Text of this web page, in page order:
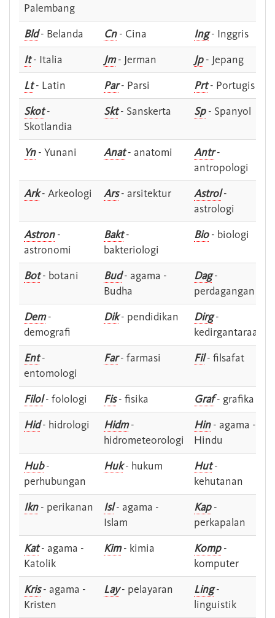
Palembang
Bld- Belanda Cn- Cina Ing- Inggris
It- Italia Jm- Jerman Jp- Jepang
Lt- Latin Par- Parsi Prt- Portugis
Skot-
Skotlandia
Skt- Sanskerta Sp- Spanyol
Yn- Yunani Anat- anatomi Antr-
antropologi
Ark- Arkeologi Ars- arsitektur Astrol-
astrologi
Astron-
astronomi
Bakt-
bakteriologi
Bio- biologi
Bot- botani Bud- agama -
Budha
Dag-
perdagangan
Dem-
demografi
Dik- pendidikan Dirg-
kedirgantaraan
Ent-
entomologi
Far- farmasi Fil- filsafat
Filol- folologi Fis- fisika Graf- grafika
Hid- hidrologi Hidm-
hidrometeorologi
Hin- agama -
Hindu
Hub-
perhubungan
Huk- hukum Hut-
kehutanan
Ikn- perikanan Isl- agama -
Islam
Kap-
perkapalan
Kat- agama -
Katolik
Kim- kimia Komp-
komputer
Kris- agama -
Kristen
Lay- pelayaran Ling-
linguistik